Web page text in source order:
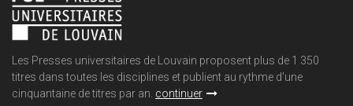
Les Presses universitaires de Louvain proposent plus de 1 350
titres dans toutes les disciplines et publient au rythme d'une
cinquantaine de titres par an. continuer